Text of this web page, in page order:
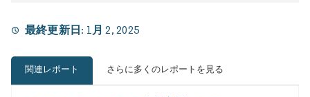
最終更新日: 1月 2, 2025
関連レポート さらに多くのレポートを見る